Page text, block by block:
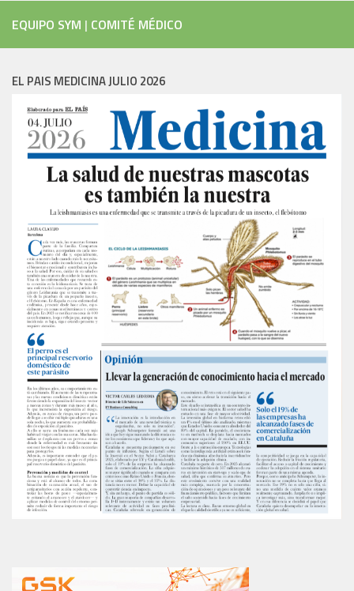
EQUIPO SYM | COMITÉ MÉDICO
EL PAIS MEDICINA JULIO 2026